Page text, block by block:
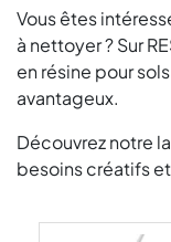
Vous êtes
à nettoyer ? Sur
en résine pour
avantageux.
Découvrez notre
besoins créatifs